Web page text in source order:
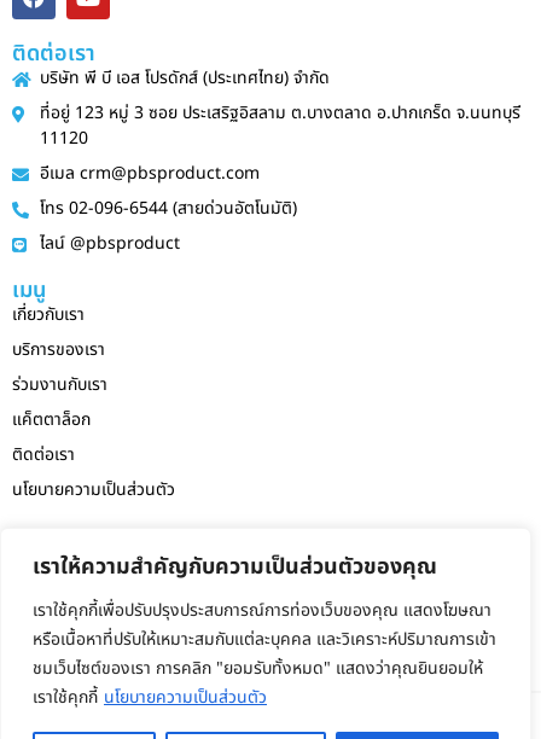
เราให้ความสำคัญกับความเป็นส่วนตัวของคุณ
เราใช้คุกกี้เพื่อปรับปรุงประสบการณ์การท่องเว็บของคุณ แสดงโฆษณา
หรือเนื้อหาที่ปรับให้เหมาะสมกับแต่ละบุคคล และวิเคราะห์ปริมาณการเข้า
ชมเว็บไซต์ของเรา การคลิก "ยอมรับทั้งหมด" แสดงว่าคุณยินยอมให้
เราใช้คุกกี้ นโยบายความเป็นส่วนตัว
ติดต่อเรา
บริษัท พี บี เอส โปรดักส์ (ประเทศไทย) จำกัด
ที่อยู่ 123 หมู่ 3 ซอย ประเสริฐอิสลาม ต.บางตลาด อ.ปากเกร็ด จ.นนทบุรี
11120
อีเมล crm@pbsproduct.com
โทร 02-096-6544 (สายด่วนอัตโนมัติ)
ไลน์ @pbsproduct
เมนู
เกี่ยวกับเรา
บริการของเรา
ร่วมงานกับเรา
แค็ตตาล็อก
ติดต่อเรา
นโยบายความเป็นส่วนตัว
สายด่วนฝ่ายบัญชี
090-983-6528 (AIS)
แจ้งเบาะแส ทุจริต ร้องเรียน
066-152-6244 (ลูกค้าสัมพันธ์)
เวลาทำการ